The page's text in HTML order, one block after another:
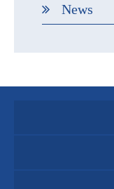
News